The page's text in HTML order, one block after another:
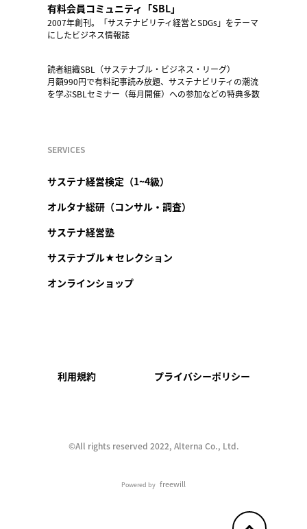
有料会員コミュニティ「SBL」
2007年創刊。「サステナビリティ経営とSDGs」をテーマ
にしたビジネス情報誌
読者組織SBL（サステナブル・ビジネス・リーグ）
月額990円で有料記事読み放題、サステナビリティの潮流
を学ぶSBLセミナー（毎月開催）への参加などの特典多数
SERVICES
サステナ経営検定（1~4級）
オルタナ総研（コンサル・調査）
サステナ経営塾
サステナブル★セレクション
オンラインショップ
利用規約 プライバシーポリシー
©︎All rights reserved 2022, Alterna Co., Ltd.
Powered by freewill